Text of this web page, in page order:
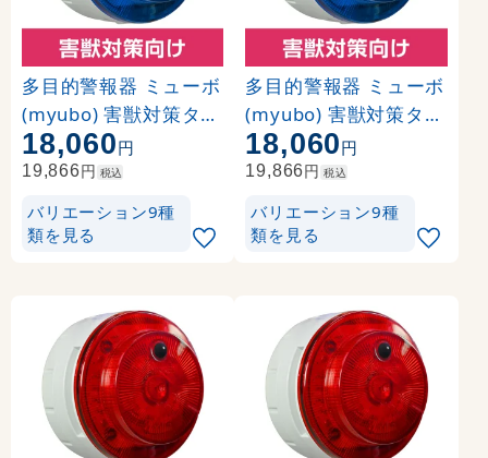
多目的警報器 ミューボ
(myubo) 害獣対策タイ
プ 青 DC電源 人感セン
サー付 (VK10M-D48JB
18,060円
19,866円 税込
バリエーション9種
類を見る
多目的警報器 ミューボ
(myubo) 害獣対策タイ
プ 青 DC電源 ※人感セ
ンサー無し (VK10M-D
18,060円
19,866円 税込
バリエーション9種
類を見る